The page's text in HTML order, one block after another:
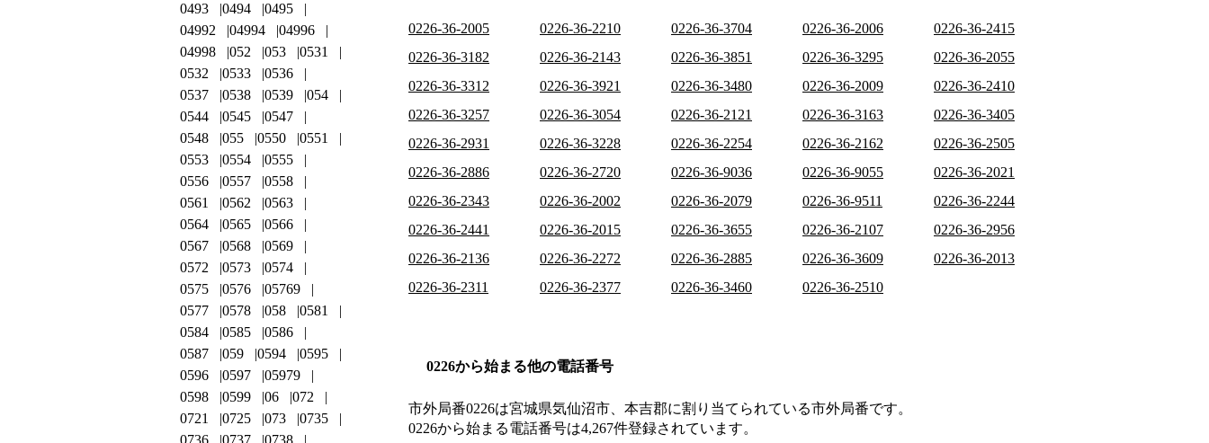
0226-36-2005 0226-36-2210 0226-36-3704 0226-36-2006
0226-36-2415
0226-36-3182
0226-36-2143 0226-36-3851 0226-36-3295
0226-36-2055
0226-36-3312
0226-36-3921 0226-36-3480 0226-36-2009
0226-36-2410
0226-36-3257
0226-36-3054 0226-36-2121 0226-36-3163
0226-36-3405
0226-36-2931
0226-36-3228 0226-36-2254 0226-36-2162
0226-36-2505
0226-36-2886
0226-36-2720 0226-36-9036 0226-36-9055
0226-36-2021
0226-36-2343
0226-36-2002 0226-36-2079 0226-36-9511
0226-36-2244
0226-36-2441
0226-36-2015 0226-36-3655 0226-36-2107
0226-36-2956
0226-36-2136
0226-36-2272 0226-36-2885 0226-36-3609
0226-36-2013
0226-36-2311
0226-36-2377 0226-36-3460 0226-36-2510
0226から始まる他の電話番号
市外局番0226は宮城県気仙沼市、本吉郡に割り当てられている市外局番です。
0226から始まる電話番号は4,267件登録されています。
0493
0494
0495
04992
04994
04996
04998
052 053
0531
0532
0533
0536
0537
0538 0539
054
0544
0545
0547
0548
055 0550
0551
0553
0554
0555
0556
0557
0558
0561
0562
0563
0564
0565
0566
0567
0568
0569
0572
0573
0574
0575
0576
05769
0577
0578 058
0581
0584
0585
0586
0587
059 0594
0595
0596
0597
05979
0598
0599 06
072
0721
0725 073
0735
0736
0737
0738